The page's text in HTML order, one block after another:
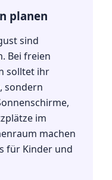
planen
sind
Bei freien
solltet ihr
sondern
im
machen
für Kinder und